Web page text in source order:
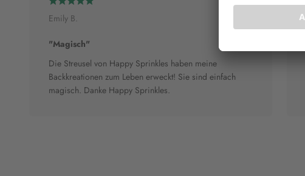
Emily B.
"Magisch"
Die Streusel von Happy Sprinkles haben meine
Backkreationen zum Leben erweckt! Sie sind einfach
magisch. Danke Happy Sprinkles.